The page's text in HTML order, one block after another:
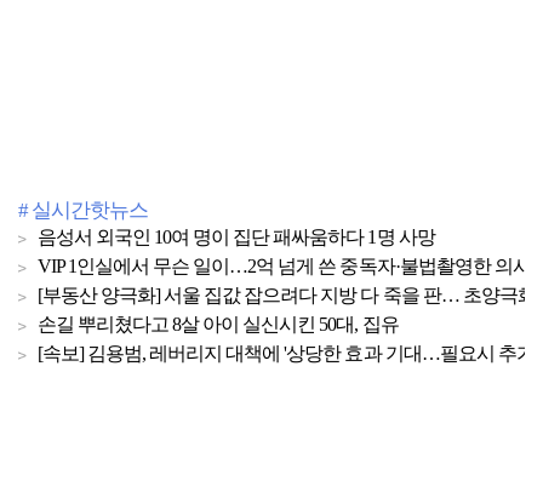
# 실시간핫뉴스
음성서 외국인 10여 명이 집단 패싸움하다 1명 사망
VIP 1인실에서 무슨 일이…2억 넘게 쓴 중독자·불법촬영한 의사
[부동산 양극화] 서울 집값 잡으려다 지방 다 죽을 판… 초양극화
손길 뿌리쳤다고 8살 아이 실신시킨 50대, 집유
[속보] 김용범, 레버리지 대책에 '상당한 효과 기대…필요시 추가